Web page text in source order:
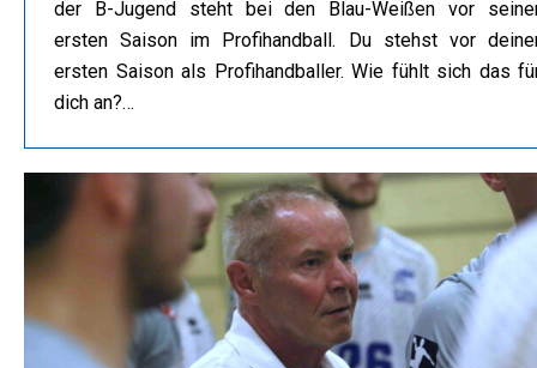
der B-Jugend steht bei den Blau-Weißen vor
ersten Saison im Profihandball. Du stehst vor
ersten Saison als Profihandballer. Wie fühlt sich das
dich an?…